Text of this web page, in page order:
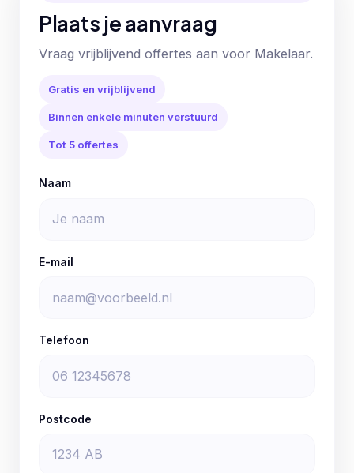
Plaats je aanvraag
Vraag vrijblijvend offertes aan voor Makelaar.
Gratis en vrijblijvend
Binnen enkele minuten verstuurd
Tot 5 offertes
Naam
E-mail
Telefoon
Postcode